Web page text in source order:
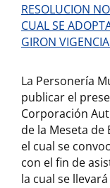
RESOLUCION
CUAL SE
GIRON
La Personería
publicar el
Corporación
de la Meseta de
el cual se
con el fin de
la cual se